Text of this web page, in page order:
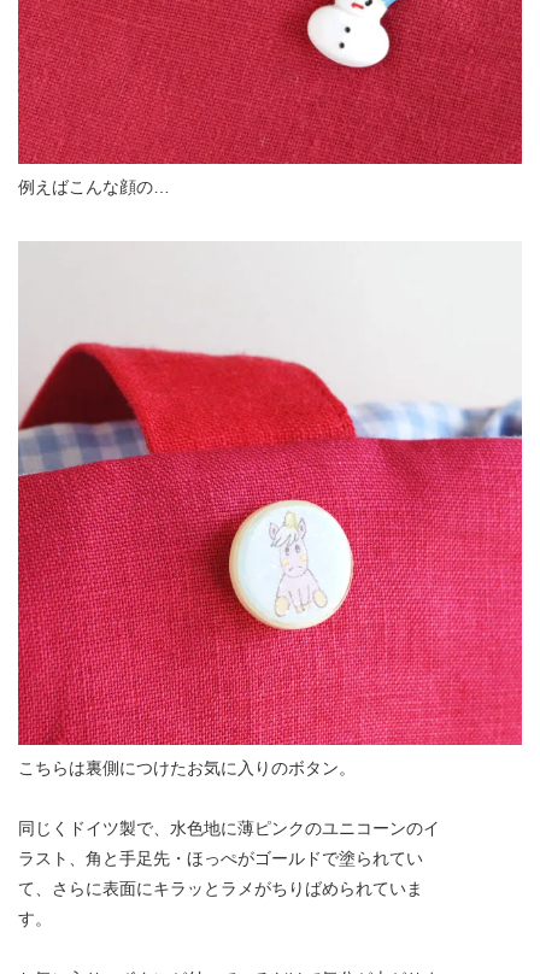
例えばこんな顔の…
こちらは裏側につけたお気に入りのボタン。
同じくドイツ製で、水色地に薄ピンクのユニコーンのイ
ラスト、角と手足先・ほっぺがゴールドで塗られてい
て、さらに表面にキラッとラメがちりばめられていま
す。